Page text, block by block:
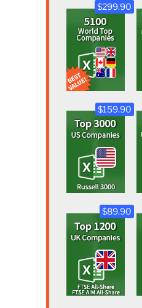
$299.90
$159.90
$89.90